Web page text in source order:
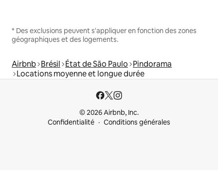
* Des exclusions peuvent s'appliquer en fonction des zones
géographiques et des logements.
Airbnb Brésil État de São Paulo Pindorama
Locations moyenne et longue durée
© 2026 Airbnb, Inc.
Confidentialité
Conditions générales